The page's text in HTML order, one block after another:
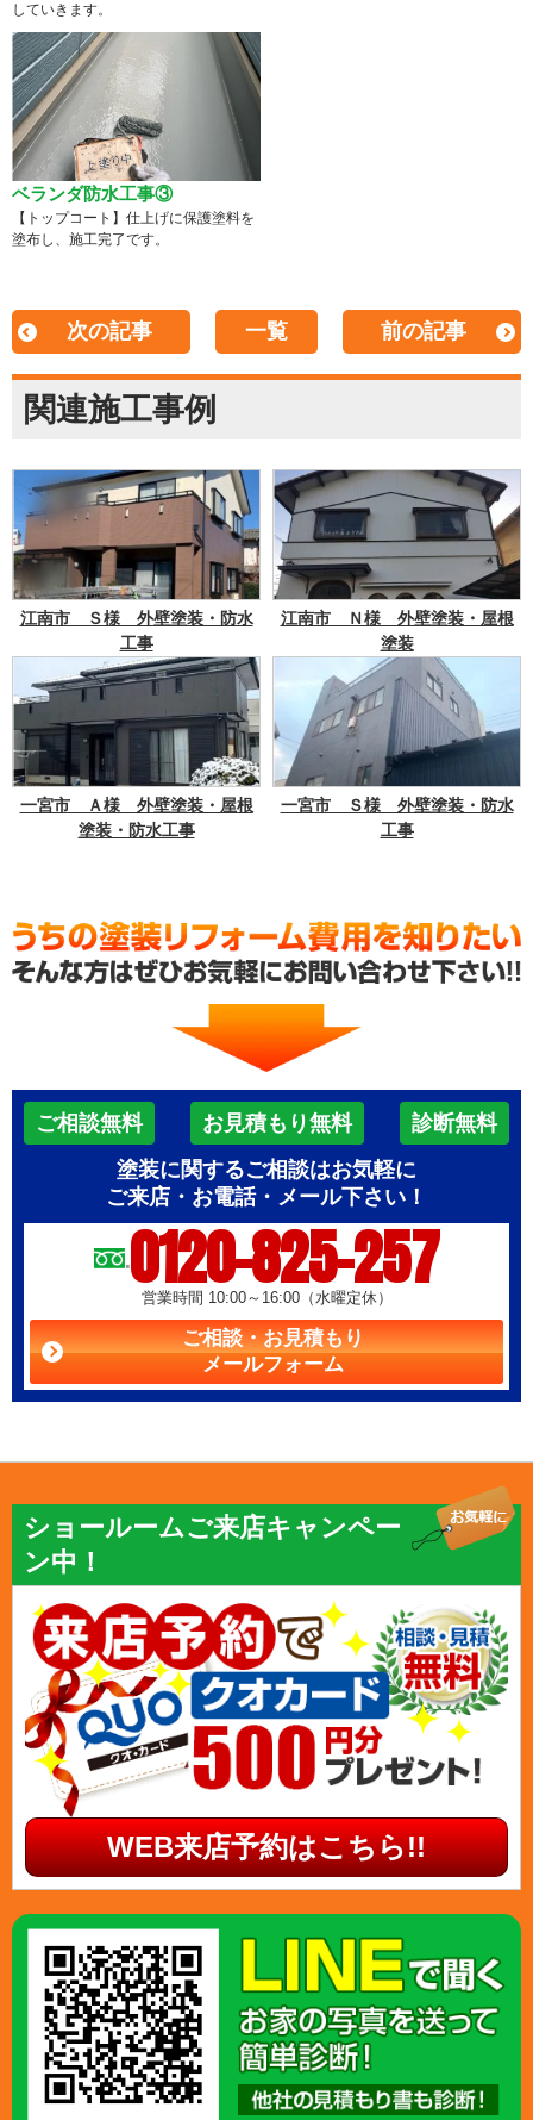
していきます。
ベランダ防水工事③
【トップコート】仕上げに保護塗料を
塗布し、施工完了です。
次の記事 一覧 前の記事
関連施工事例
江南市 Ｓ様 外壁塗装・防水
工事
江南市 Ｎ様 外壁塗装・屋根
塗装
一宮市 Ａ様 外壁塗装・屋根
塗装・防水工事
一宮市 Ｓ様 外壁塗装・防水
工事
ご相談無料 お見積もり無料
診断無料
塗装に関するご相談はお気軽に
ご来店・お電話・メール下さい！
0120-825-257
営業時間 10:00～16:00（水曜定休）
ご相談・お見積もり
メールフォーム
ショールームご来店キャンペー
ン中！
WEB来店予約はこちら!!